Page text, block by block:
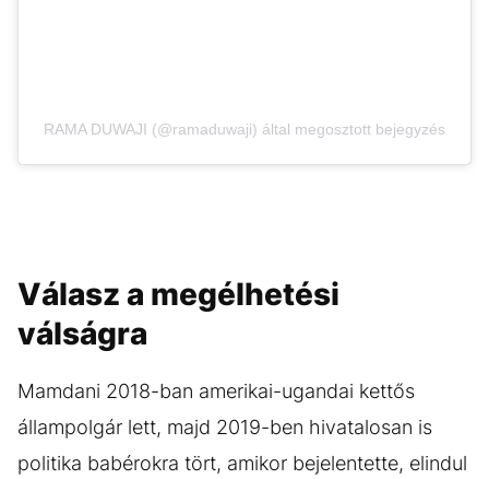
RAMA DUWAJI (@ramaduwaji) által megosztott bejegyzés
Válasz a megélhetési
válságra
Mamdani 2018-ban amerikai-ugandai kettős
állampolgár lett, majd 2019-ben hivatalosan is
politika babérokra tört, amikor bejelentette, elindul